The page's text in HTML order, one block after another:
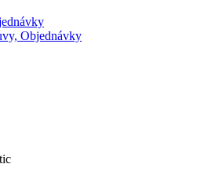
Objednávky